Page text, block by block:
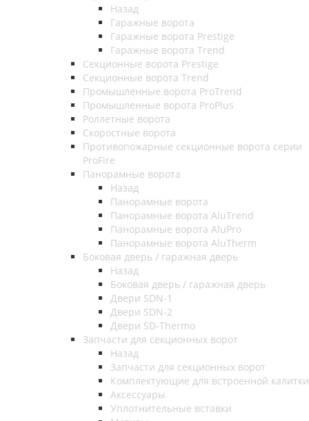
Назад
Гаражные ворота
Гаражные ворота Prestige
Гаражные ворота Trend
Секционные ворота Prestige
Секционные ворота Trend
Промышленные ворота ProTrend
Промышленные ворота ProPlus
Роллетные ворота
Скоростные ворота
Противопожарные секционные ворота серии
ProFire
Панорамные ворота
Назад
Панорамные ворота
Панорамные ворота AluTrend
Панорамные ворота AluPro
Панорамные ворота AluTherm
Боковая дверь / гаражная дверь
Назад
Боковая дверь / гаражная дверь
Двери SDN-1
Двери SDN-2
Двери SD-Thermo
Запчасти для секционных ворот
Назад
Запчасти для секционных ворот
Комплектующие для встроенной калитки
Аксессуары
Уплотнительные вставки